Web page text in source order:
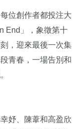
位創作者都投注大
End」，象徵第十
，迎來最後一次集
青春，一場告別和
妤、陳葦和高盈欣